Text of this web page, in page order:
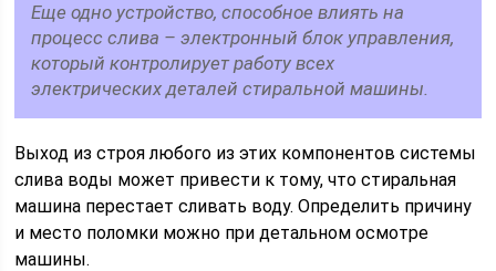
Еще одно устройство, способное влиять на
процесс слива – электронный блок управления,
который контролирует работу всех
электрических деталей стиральной машины.
Выход из строя любого из этих компонентов системы
слива воды может привести к тому, что стиральная
машина перестает сливать воду. Определить причину
и место поломки можно при детальном осмотре
машины.